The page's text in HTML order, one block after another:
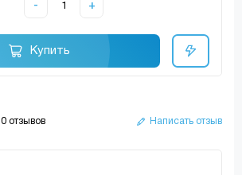
- +
Купить
0 отзывов Написать отзыв